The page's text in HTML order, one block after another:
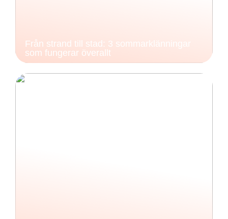
Från strand till stad: 3 sommarklänningar
som fungerar överallt